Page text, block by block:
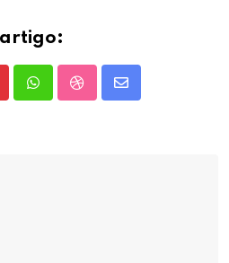
WhatsappStumbleUpon
Share